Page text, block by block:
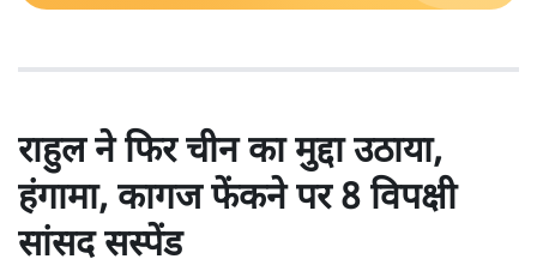
राहुल ने फिर चीन का मुद्दा उठाया,
हंगामा, कागज फेंकने पर 8 विपक्षी
सांसद सस्पेंड